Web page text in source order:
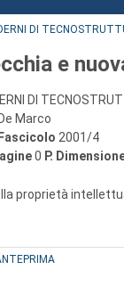
DI
e
DI
Marco
Fascicolo 2001/4
0 P.
proprietà